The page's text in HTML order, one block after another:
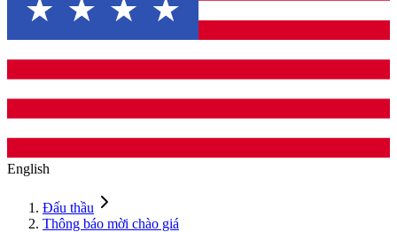
English
Đấu thầu
Thông báo mời chào giá